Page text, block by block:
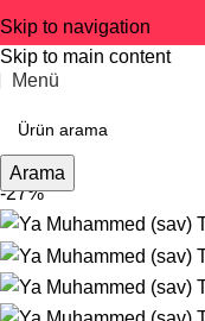
Skip to navigation
Skip to main content
Menü
Arama
-27%